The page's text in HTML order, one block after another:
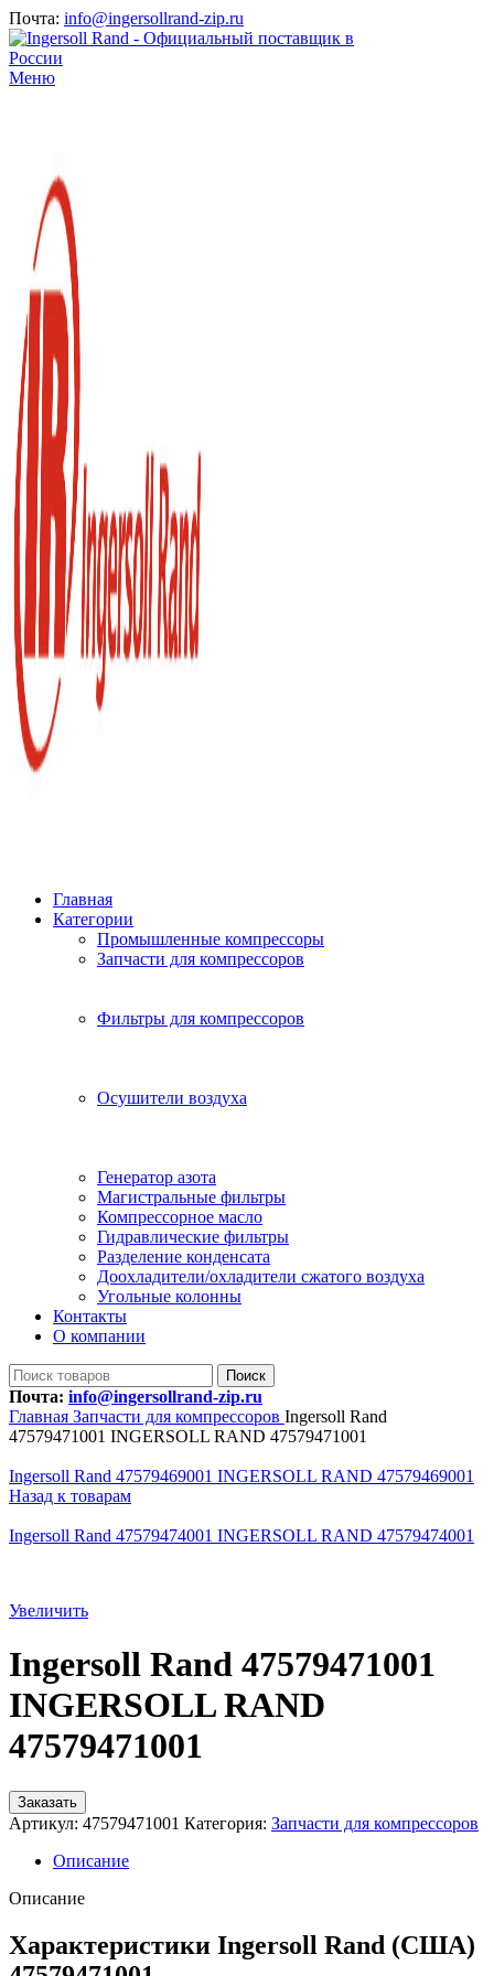
Почта: info@ingersollrand-zip.ru
Меню
Главная
Категории
Промышленные компрессоры
Запчасти для компрессоров
Фильтры для компрессоров
Осушители воздуха
Генератор азота
Магистральные фильтры
Компрессорное масло
Гидравлические фильтры
Разделение конденсата
Доохладители/охладители сжатого воздуха
Угольные колонны
Контакты
О компании
Поиск
Почта: info@ingersollrand-zip.ru
Главная Запчасти для компрессоров Ingersoll Rand
47579471001 INGERSOLL RAND 47579471001
Ingersoll Rand 47579469001 INGERSOLL RAND 47579469001
Назад к товарам
Ingersoll Rand 47579474001 INGERSOLL RAND 47579474001
Увеличить
Ingersoll Rand 47579471001
INGERSOLL RAND
47579471001
Заказать
Артикул: 47579471001 Категория: Запчасти для компрессоров
Описание
Описание
Характеристики Ingersoll Rand (США)